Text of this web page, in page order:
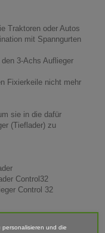
Traktoren oder Autos
mit Spanngurten
3-Achs Auflieger
Fixierkeile nicht mehr
sie in die dafür
(Tieflader) zu
Control32
Control 32
und die